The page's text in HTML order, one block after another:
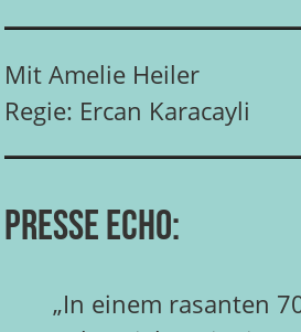
Mit Amelie Heiler
Regie: Ercan Karacayli
Presse Echo:
„In einem rasanten